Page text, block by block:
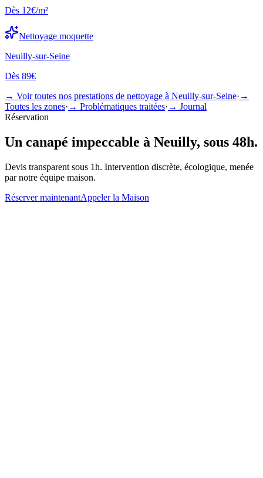
Dès 12€/m²
Nettoyage moquette
Neuilly-sur-Seine
Dès 89€
→ Voir toutes nos prestations de nettoyage à Neuilly-sur-Seine· →
Toutes les zones· → Problématiques traitées· → Journal
Réservation
Un canapé impeccable à Neuilly, sous 48h.
Devis transparent sous 1h. Intervention discrète, écologique, menée
par notre équipe maison.
Réserver maintenantAppeler la Maison